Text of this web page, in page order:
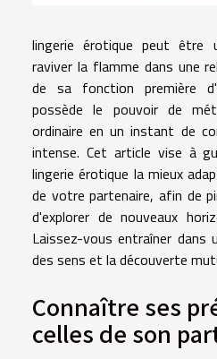
lingerie érotique peut être
raviver la flamme dans une
de sa fonction première
possède le pouvoir de
ordinaire en un instant de
intense. Cet article vise à
lingerie érotique la mieux
de votre partenaire, afin de
d'explorer de nouveaux
Laissez-vous entraîner dans
des sens et la découverte
Connaître ses
celles de son